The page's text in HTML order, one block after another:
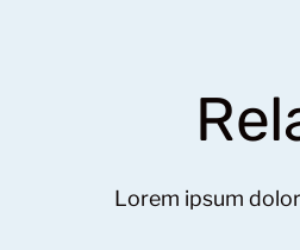
Lorem ipsum